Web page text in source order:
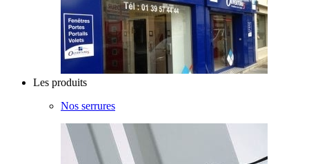
Les produits
Nos serrures